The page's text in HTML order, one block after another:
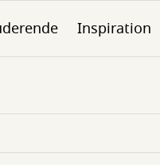
Inspiration